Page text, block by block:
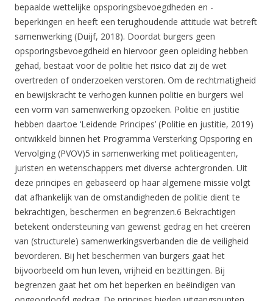
bepaalde wettelijke opsporingsbevoegdheden en -
beperkingen en heeft een terughoudende attitude wat betreft
samenwerking (Duijf, 2018). Doordat burgers geen
opsporingsbevoegdheid en hiervoor geen opleiding hebben
gehad, bestaat voor de politie het risico dat zij de wet
overtreden of onderzoeken verstoren. Om de rechtmatigheid
en bewijskracht te verhogen kunnen politie en burgers wel
een vorm van samenwerking opzoeken. Politie en justitie
hebben daartoe ‘Leidende Principes’ (Politie en justitie, 2019)
ontwikkeld binnen het Programma Versterking Opsporing en
Vervolging (PVOV)5 in samenwerking met politieagenten,
juristen en wetenschappers met diverse achtergronden. Uit
deze principes en gebaseerd op haar algemene missie volgt
dat afhankelijk van de omstandigheden de politie dient te
bekrachtigen, beschermen en begrenzen.6 Bekrachtigen
betekent ondersteuning van gewenst gedrag en het creëren
van (structurele) samenwerkingsverbanden die de veiligheid
bevorderen. Bij het beschermen van burgers gaat het
bijvoorbeeld om hun leven, vrijheid en bezittingen. Bij
begrenzen gaat het om het beperken en beëindigen van